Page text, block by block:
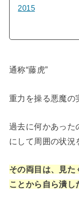
2015
通称“藤虎”
重力を操る悪魔の
過去に何かあった
にして周囲の状況
その両目は、見た
ことから自ら潰し